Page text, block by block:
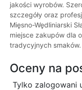
jakości wyrobów.
szczegóły oraz
Mięsno-Wędliniarski
miejsce zakupów dla
tradycyjnych smaków.
Oceny na
Tylko zalogowani